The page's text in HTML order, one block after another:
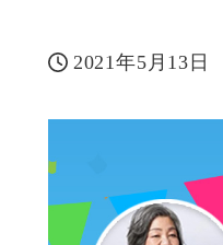
投稿日
2021年5月13日